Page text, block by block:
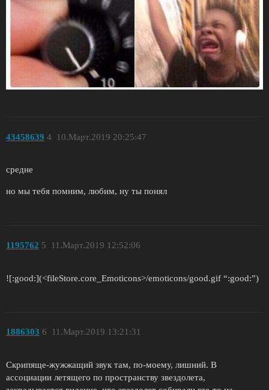
43458639 10.Март.2019 20:25:47
4
средне
но мы тебя помним, любим, ну ты понял
1195762 11.Март.2019 12:52:06
5
![:good:](<fileStore.core_Emoticons>/emoticons/good.gif “:good:”)
1886303 11.Март.2019 13:21:31
6
Скрипяще-жужжащий звук там, по-моему, лишний. В
ассоциации летящего по пространству звездолета,